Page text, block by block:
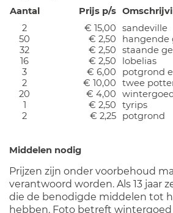
Aantal
Prijs p/s
2
€ 15,00
sandeville
50
€ 2,50
hangende
32
€ 2,50
staande
16
€ 2,50
lobelias
3
€ 6,00
potgrond
2
€ 10,00
twee
20
€ 4,00
1
€ 2,50
tyrips
2
€ 2,25 potgrond
Middelen nodig
Prijzen zijn onder voorbehoud
verantwoord worden. Als 13 jaar
die de benodigde middelen tot
hebben. Foto betreft wintergoed